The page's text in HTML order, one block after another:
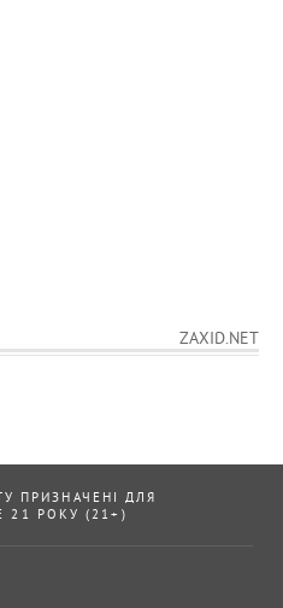
ZAXID.NET
ПРИЗНАЧЕНІ ДЛЯ
21 РОКУ (21+)